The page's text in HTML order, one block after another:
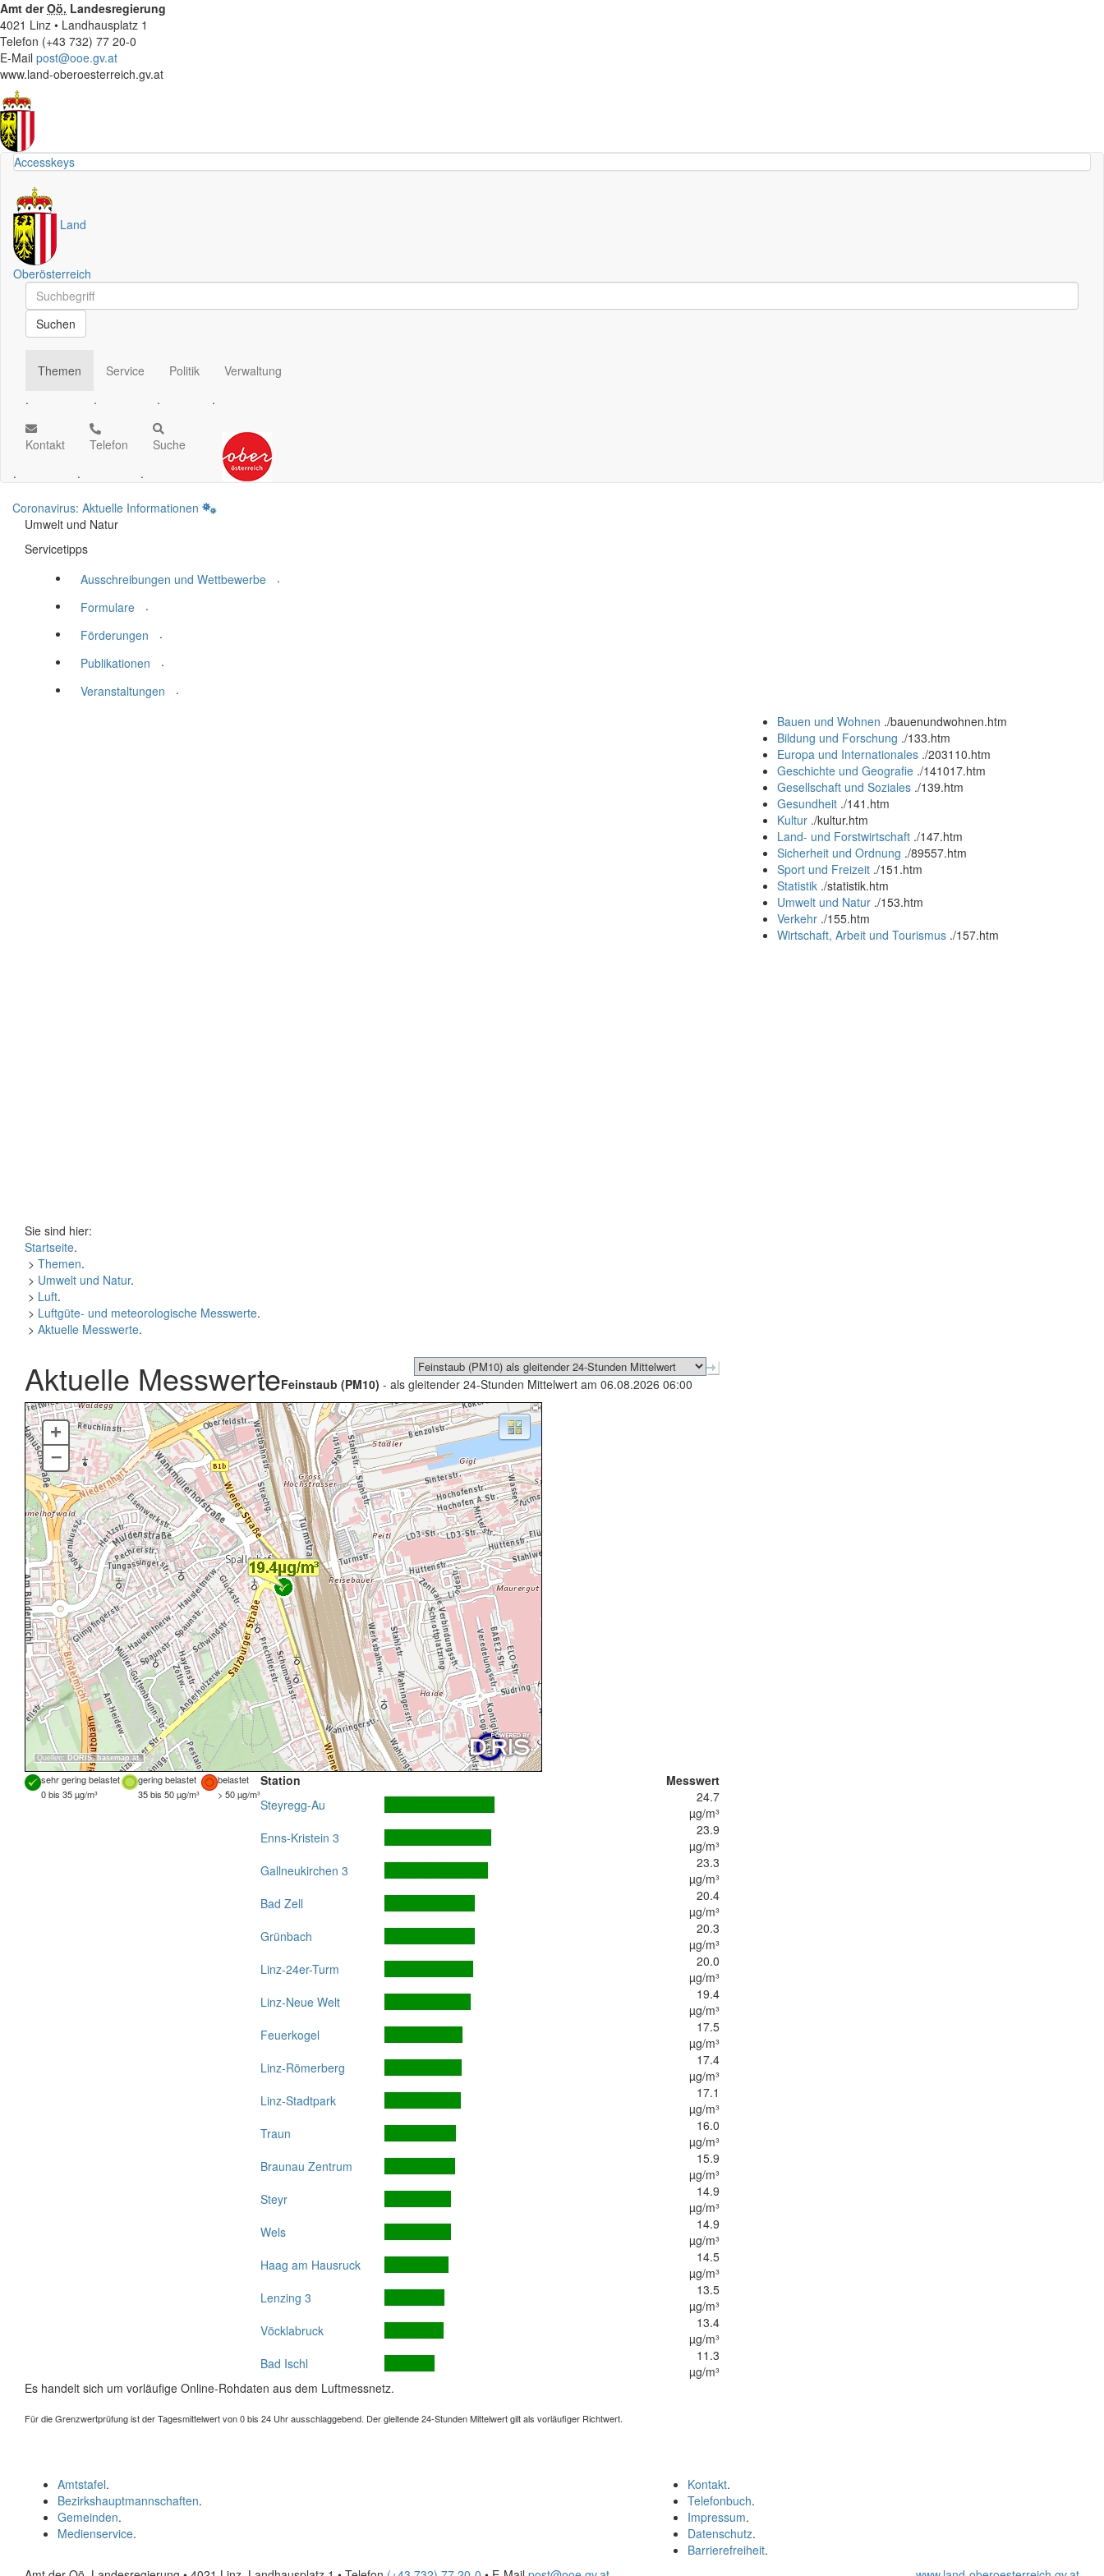
Amt derOö. Landesregierung
4021 Linz • Landhausplatz 1
Telefon (+43 732) 77 20-0
E-Mail post@ooe.gv.at
www.land-oberoesterreich.gv.at
Accesskeys
Land
Oberösterreich
Schnellsuche
Schnellsuche
Suchen
Themen
.
Service
.
Politik
.
Verwaltung
.
Kontakt
.
Telefon
.
Suche
.
Coronavirus: Aktuelle Informationen
Umwelt und Natur
Servicetipps
Ausschreibungen und Wettbewerbe
.
Formulare
.
Förderungen
.
Publikationen
.
Veranstaltungen
.
Bauen und Wohnen ./bauenundwohnen.htm
Bildung und Forschung ./133.htm
Europa und Internationales ./203110.htm
Geschichte und Geografie ./141017.htm
Gesellschaft und Soziales ./139.htm
Gesundheit ./141.htm
Kultur ./kultur.htm
Land- und Forstwirtschaft ./147.htm
Sicherheit und Ordnung ./89557.htm
Sport und Freizeit ./151.htm
Statistik ./statistik.htm
Umwelt und Natur ./153.htm
Verkehr ./155.htm
Wirtschaft, Arbeit und Tourismus ./157.htm
Sie sind hier:
Startseite.
> Themen.
> Umwelt und Natur.
> Luft.
> Luftgüte- und meteorologische Messwerte.
> Aktuelle Messwerte.
Aktuelle MesswerteFeinstaub (PM10) - als gleitender 24-Stunden Mittelwert am 06.08.2026 06:00
Quellen: DORIS, basemap.at
+
–
sehr gering belastet gering belastet
belastet
0 bis 35 µg/m³
35 bis 50 µg/m³ > 50 µg/m³
Station
Messwert
Steyregg-Au
24.7
µg/m³
Enns-Kristein 3
23.9
µg/m³
Gallneukirchen 3
23.3
µg/m³
Bad Zell
20.4
µg/m³
Grünbach
20.3
µg/m³
Linz-24er-Turm
20.0
µg/m³
Linz-Neue Welt
19.4
µg/m³
Feuerkogel
17.5
µg/m³
Linz-Römerberg
17.4
µg/m³
Linz-Stadtpark
17.1
µg/m³
Traun
16.0
µg/m³
Braunau Zentrum
15.9
µg/m³
Steyr
14.9
µg/m³
Wels
14.9
µg/m³
Haag am Hausruck
14.5
µg/m³
Lenzing 3
13.5
µg/m³
Vöcklabruck
13.4
µg/m³
Bad Ischl
11.3
µg/m³
Es handelt sich um vorläufige Online-Rohdaten aus dem Luftmessnetz.
Für die Grenzwertprüfung ist der Tagesmittelwert von 0 bis 24 Uhr ausschlaggebend. Der gleitende 24-Stunden Mittelwert gilt als vorläufiger Richtwert.
Kontakt.
Telefonbuch.
Impressum.
Datenschutz.
Barrierefreiheit.
Amtstafel.
Bezirkshauptmannschaften.
Gemeinden.
Medienservice.